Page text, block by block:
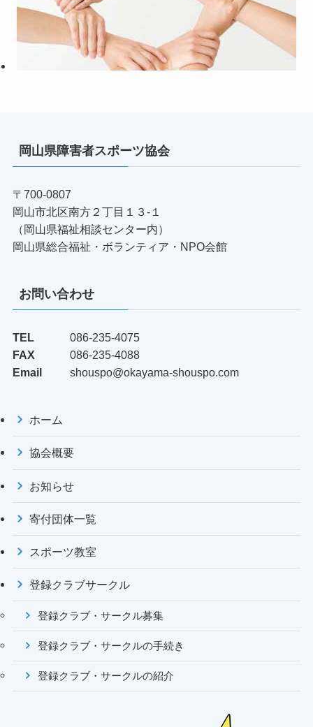
岡山県障害者スポーツ協会
〒700-0807
岡山市北区南方２丁目１３-１
（岡山県福祉相談センター内）
岡山県総合福祉・ボランティア・NPO会館
お問い合わせ
TEL
086-235-4075
FAX
086-235-4088
Email
shouspo@okayama-shouspo.com
ホーム
協会概要
お知らせ
寄付団体一覧
スポーツ教室
登録クラブサークル
登録クラブ・サークル募集
登録クラブ・サークルの手続き
登録クラブ・サークルの紹介